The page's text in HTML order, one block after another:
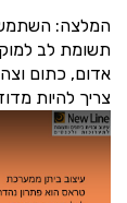
המלצה:
תשומת לב
אדום, כתום
צריך להיות